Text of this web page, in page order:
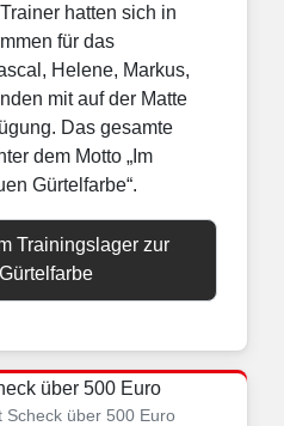
hatten sich in
für das
Helene, Markus,
mit auf der Matte
Das gesamte
dem Motto „Im
Gürtelfarbe“.
Trainingslager zur
Scheck über 500 Euro